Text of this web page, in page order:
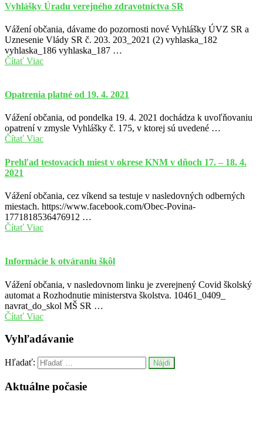
Vyhlášky Úradu verejného zdravotníctva SR
Vážení občania, dávame do pozornosti nové Vyhlášky ÚVZ SR a
Uznesenie Vlády SR č. 203. 203_2021 (2) vyhlaska_182
vyhlaska_186 vyhlaska_187 …
Čítať Viac
Opatrenia platné od 19. 4. 2021
Vážení občania, od pondelka 19. 4. 2021 dochádza k uvoľňovaniu
opatrení v zmysle Vyhlášky č. 175, v ktorej sú uvedené …
Čítať Viac
Prehľad testovacích miest v okrese KNM v dňoch 17. – 18. 4.
2021
Vážení občania, cez víkend sa testuje v nasledovných odberných
miestach. https://www.facebook.com/Obec-Povina-
1771818536476912 …
Čítať Viac
Informácie k otváraniu škôl
Vážení občania, v nasledovnom linku je zverejnený Covid školský
automat a Rozhodnutie ministerstva školstva. 10461_0409_
navrat_do_skol MŠ SR …
Čítať Viac
Vyhľadávanie
Hľadať:
Aktuálne počasie